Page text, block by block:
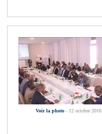
Voir la photo - 12 octobre 2016